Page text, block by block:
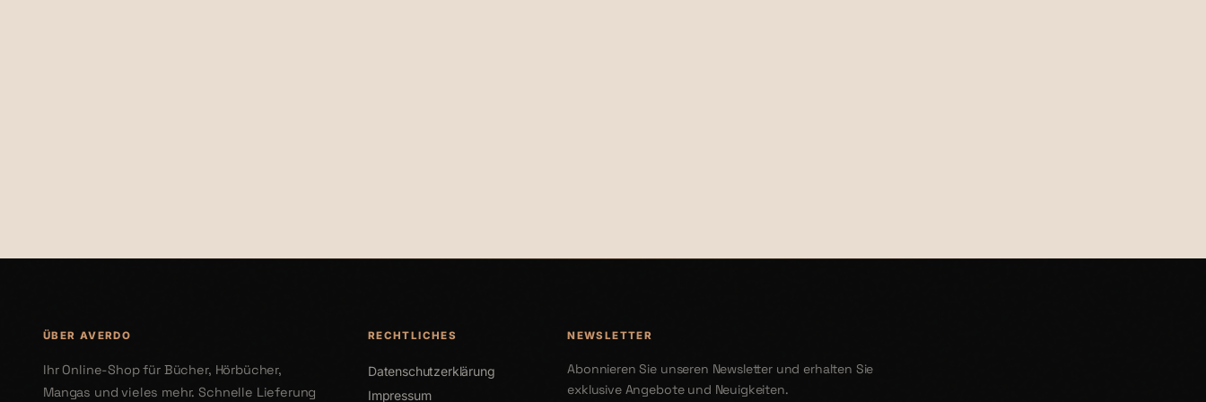
ÜBER AVERDO
Ihr Online-Shop für Bücher, Hörbücher,
Mangas und vieles mehr. Schnelle Lieferung
RECHTLICHES
Datenschutzerklärung
Impressum
NEWSLETTER
Abonnieren Sie unseren Newsletter und erhalten Sie
exklusive Angebote und Neuigkeiten.